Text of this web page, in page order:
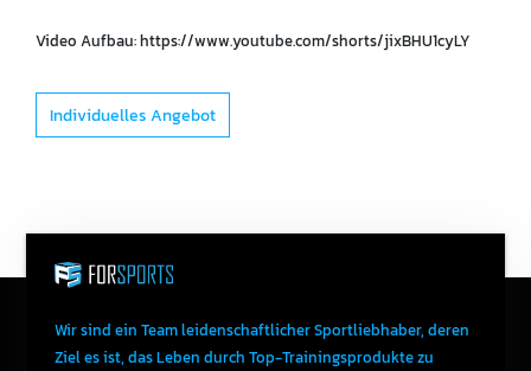
Video Aufbau: https://www.youtube.com/shorts/jixBHU1cyLY
Individuelles Angebot
Wir sind ein Team leidenschaftlicher Sportliebhaber, deren
Ziel es ist, das Leben durch Top-Trainingsprodukte zu